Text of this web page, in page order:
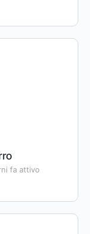
fa attivo